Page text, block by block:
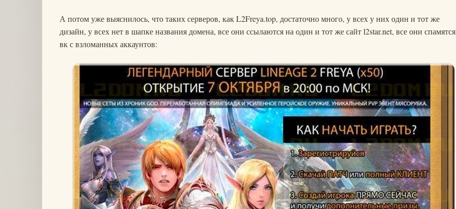
А потом уже выяснилось, что таких серверов, как L2Freya.top, достаточно много, у всех у них один и тот же
дизайн, у всех нет в шапке названия домена, все они ссылаются на один и тот же сайт l2star.net, все они
вк с взломанных аккаунтов: